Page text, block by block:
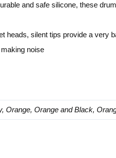
and safe silicone, these
heads, silent tips provide a very
noise
Orange, Orange and Black,